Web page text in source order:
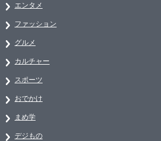
エンタメ
ファッション
グルメ
カルチャー
スポーツ
おでかけ
まめ学
デジもの